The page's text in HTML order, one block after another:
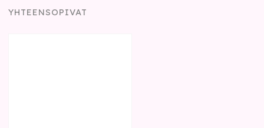
YHTEENSOPIVAT